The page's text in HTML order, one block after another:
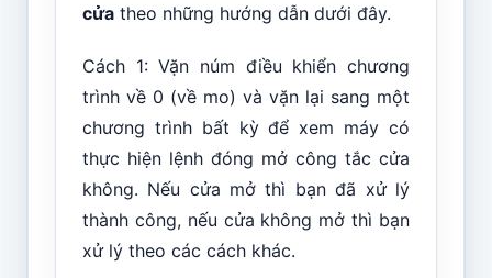
cửatheo những hướng dẫn dưới đây.
Cách 1: Vặn núm điều khiển chương
trình về 0 (về mo) và vặn lại sang một
chương trình bất kỳ để xem máy có
thực hiện lệnh đóng mở công tắc cửa
không. Nếu cửa mở thì bạn đã xử lý
thành công, nếu cửa không mở thì bạn
xử lý theo các cách khác.